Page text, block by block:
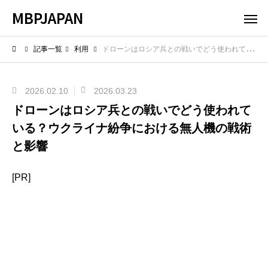
MBPJAPAN
記事一覧 利用 ドローンはロシア兵との戦いでどう使われている？ウクライナ紛争における無人機の戦術と影響
2026.02.10 2026.03.23
ドローンはロシア兵との戦いでどう使われて
いる？ウクライナ紛争における無人機の戦術
と影響
[PR]